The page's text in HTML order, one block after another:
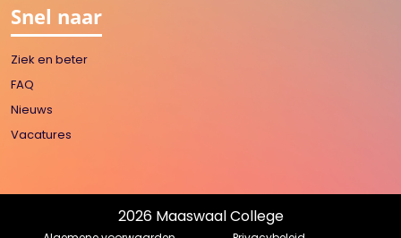
Snel naar
Ziek en beter
FAQ
Nieuws
Vacatures
2026 Maaswaal College